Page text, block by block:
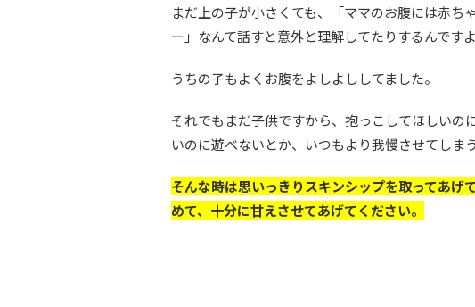
まだ上の子が小さくても、「ママのお腹には赤ち
ー」なんて話すと意外と理解してたりするんですよ
うちの子もよくお腹をよしよししてました。
それでもまだ子供ですから、抱っこしてほしいの
いのに遊べないとか、いつもより我慢させてしま
そんな時は思いっきりスキンシップを取ってあげ
めて、十分に甘えさせてあげてください。